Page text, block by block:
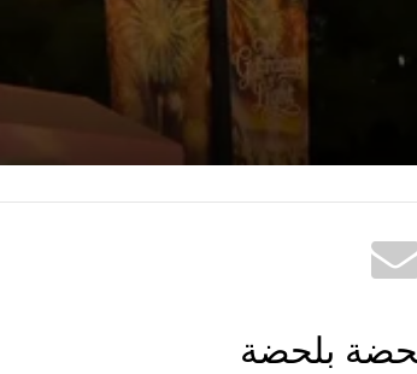
الورك والنحافة المفرطة
بلحضة